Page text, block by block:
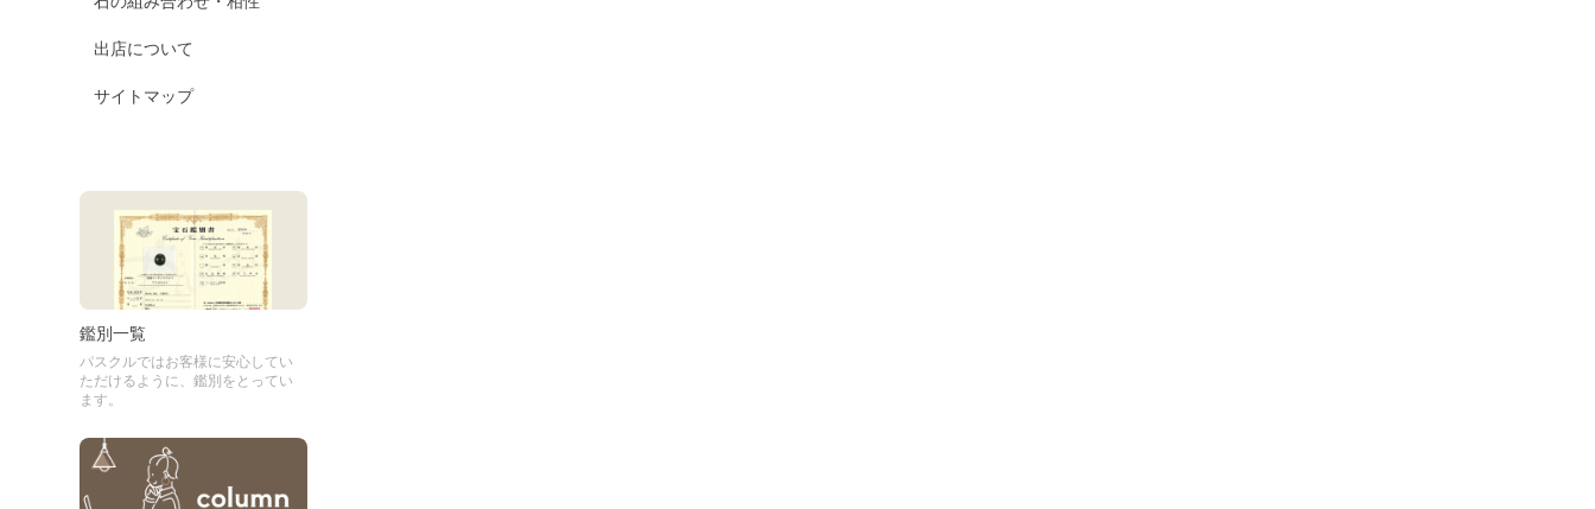
出店について
サイトマップ
鑑別一覧
パスクルではお客様に安心してい
ただけるように、鑑別をとってい
ます。